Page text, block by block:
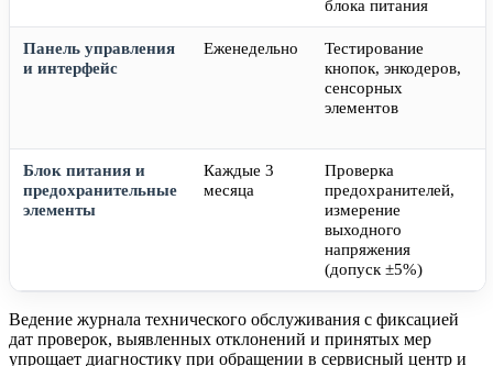
блока питания
Панель управления
и интерфейс
Еженедельно
Тестирование
кнопок, энкодеров,
сенсорных
элементов
Блок питания и
предохранительные
элементы
Каждые 3
месяца
Проверка
предохранителей,
измерение
выходного
напряжения
(допуск ±5%)
Ведение журнала технического обслуживания с фиксацией
дат проверок, выявленных отклонений и принятых мер
упрощает диагностику при обращении в сервисный центр и